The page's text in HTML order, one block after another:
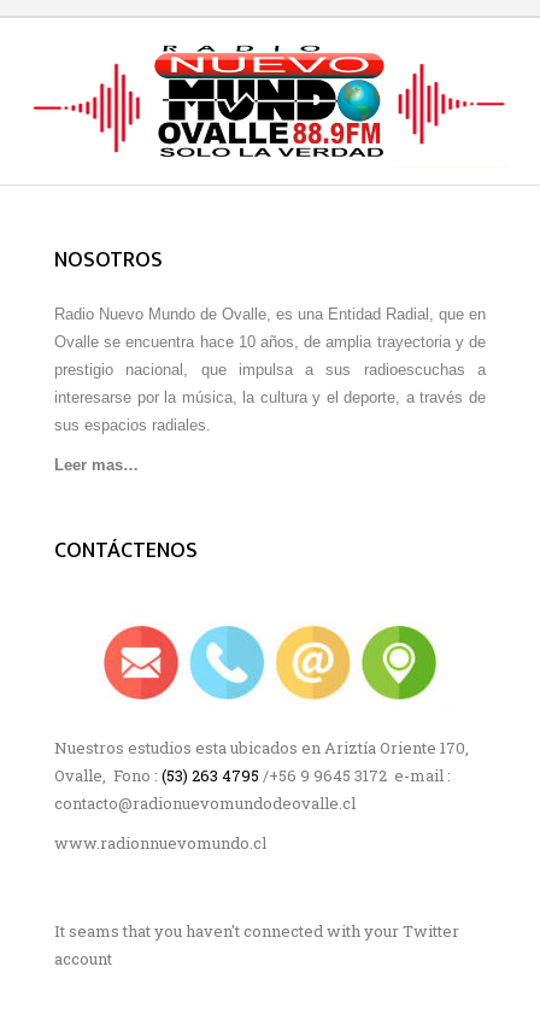
NOSOTROS
Radio Nuevo Mundo de Ovalle, es una Entidad Radial, que en
Ovalle se encuentra hace 10 años, de amplia trayectoria y de
prestigio nacional, que impulsa a sus radioescuchas a
interesarse por la música, la cultura y el deporte, a través de
sus espacios radiales.
Leer mas…
CONTÁCTENOS
Nuestros estudios esta ubicados en Ariztía Oriente 170,
Ovalle, Fono : (53) 263 4795 /+56 9 9645 3172 e-mail :
contacto@radionuevomundodeovalle.cl
www.radionnuevomundo.cl
It seams that you haven't connected with your Twitter
account